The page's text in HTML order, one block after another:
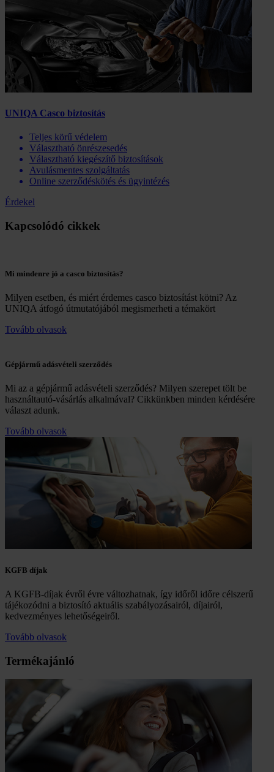
UNIQA Casco biztosítás
Teljes körű védelem
Választható önrészesedés
Választható kiegészítő biztosítások
Avulásmentes szolgáltatás
Online szerződéskötés és ügyintézés
Érdekel
Kapcsolódó cikkek
Mi mindenre jó a casco biztosítás?
Milyen esetben, és miért érdemes casco biztosítást kötni? Az
UNIQA átfogó útmutatójából megismerheti a témakört
Tovább olvasok
Gépjármű adásvételi szerződés
Mi az a gépjármű adásvételi szerződés? Milyen szerepet tölt be
használtautó-vásárlás alkalmával? Cikkünkben minden kérdésére
választ adunk.
Tovább olvasok
KGFB díjak
A KGFB-díjak évről évre változhatnak, így időről időre célszerű
tájékozódni a biztosító aktuális szabályozásairól, díjairól,
kedvezményes lehetőségeiről.
Tovább olvasok
Termékajánló